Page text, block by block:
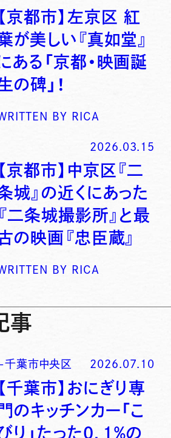
【京都市】左京区 紅
が美しい『真如堂』
ある「京都・映画誕
の碑」！
BY RICA
2026.03.15
【京都市】中京区『二
城』の近くにあった
『二条城撮影所』と最
の映画『忠臣蔵』
BY RICA
事
-千葉市中央区 2026.07.10
【千葉市】おにぎり専
門のキッチンカー「こ
り」たった0．1％の